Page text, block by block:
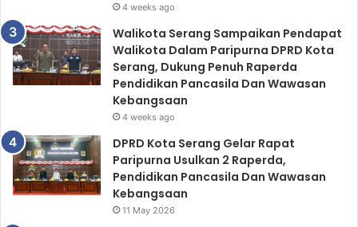
4 weeks ago
Walikota Serang Sampaikan Pendapat
Walikota Dalam Paripurna DPRD Kota
Serang, Dukung Penuh Raperda
Pendidikan Pancasila Dan Wawasan
Kebangsaan
4 weeks ago
DPRD Kota Serang Gelar Rapat
Paripurna Usulkan 2 Raperda,
Pendidikan Pancasila Dan Wawasan
Kebangsaan
11 May 2026